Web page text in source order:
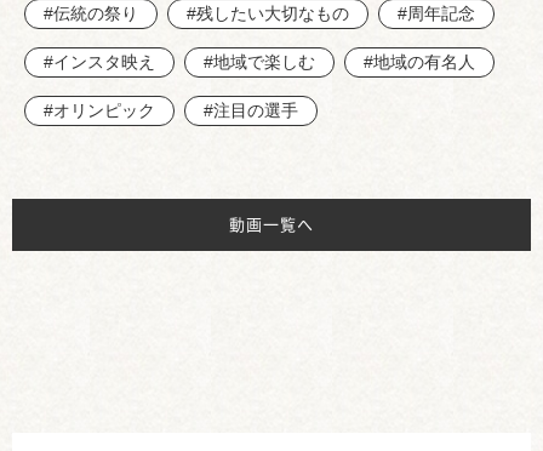
#伝統の祭り #残したい大切なもの #周年記念
#インスタ映え #地域で楽しむ #地域の有名人
#オリンピック #注目の選手
動画一覧へ